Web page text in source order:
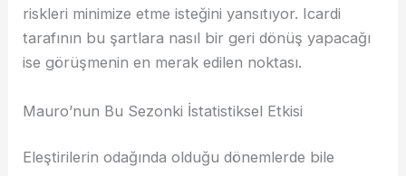
riskleri minimize etme isteğini yansıtıyor. Icardi
tarafının bu şartlara nasıl bir geri dönüş yapacağı
ise görüşmenin en merak edilen noktası.
Mauro’nun Bu Sezonki İstatistiksel Etkisi
Eleştirilerin odağında olduğu dönemlerde bile